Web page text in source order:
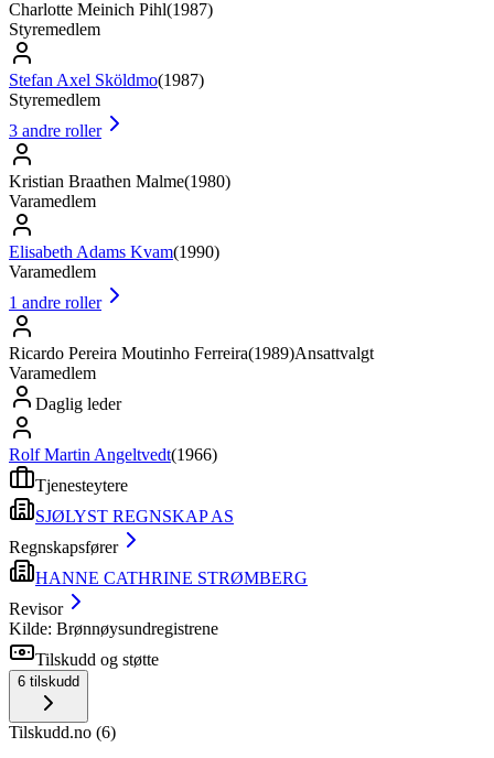
Charlotte Meinich Pihl(1987)
Styremedlem
Stefan Axel Sköldmo(1987)
Styremedlem
3 andre roller
Kristian Braathen Malme(1980)
Varamedlem
Elisabeth Adams Kvam(1990)
Varamedlem
1 andre roller
Ricardo Pereira Moutinho Ferreira(1989)Ansattvalgt
Varamedlem
Daglig leder
Rolf Martin Angeltvedt(1966)
Tjenesteytere
SJØLYST REGNSKAP AS
Regnskapsfører
HANNE CATHRINE STRØMBERG
Revisor
Kilde: Brønnøysundregistrene
Tilskudd og støtte
6 tilskudd
Tilskudd.no (6)